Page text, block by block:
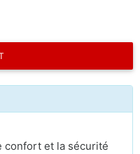
confort et la sécurité